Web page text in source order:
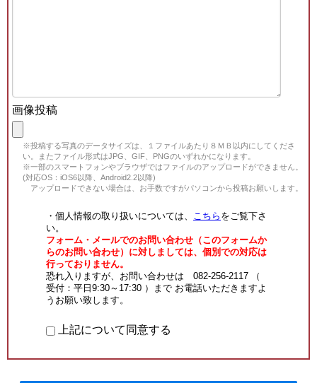
画像投稿
※投稿する写真のデータサイズは、１ファイルあたり８ＭＢ以内にしてくださ
い。またファイル形式はJPG、GIF、PNGのいずれかになります。
※一部のスマートフォンやブラウザではファイルのアップロードができません。
(対応OS：iOS6以降、Android2.2以降)
アップロードできない場合は、お手数ですがパソコンから投稿お願いします。
・個人情報の取り扱いについては、 こちら をご覧下さ
い。
フォーム・メールでのお問い合わせ（このフォームか
らのお問い合わせ）に対しましては、個別での対応は
行っておりません。
恐れ入りますが、お問い合わせは 082-256-2117 （
受付：平日9:30～17:30 ）まで お電話いただきますよ
うお願い致します。
上記について同意する